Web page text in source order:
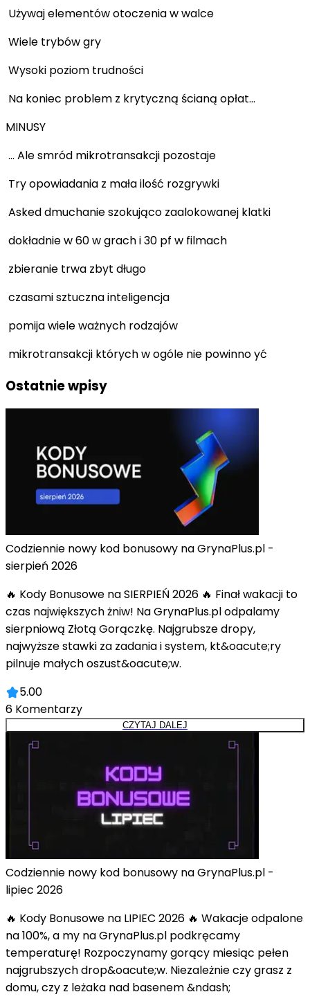
Używaj elementów otoczenia w walce
Wiele trybów gry
Wysoki poziom trudności
Na koniec problem z krytyczną ścianą opłat...
MINUSY
... Ale smród mikrotransakcji pozostaje
Try opowiadania z mała ilość rozgrywki
Asked dmuchanie szokująco zaalokowanej klatki
dokładnie w 60 w grach i 30 pf w filmach
zbieranie trwa zbyt długo
czasami sztuczna inteligencja
pomija wiele ważnych rodzajów
mikrotransakcji których w ogóle nie powinno yć
Ostatnie wpisy
Codziennie nowy kod bonusowy na GrynaPlus.pl -
sierpień 2026
🔥 Kody Bonusowe na SIERPIEŃ 2026 🔥 Finał wakacji to
czas największych żniw! Na GrynaPlus.pl odpalamy
sierpniową Złotą Gorączkę. Najgrubsze dropy,
najwyższe stawki za zadania i system, kt&oacute;ry
pilnuje małych oszust&oacute;w.
5.00
6 Komentarzy
CZYTAJ DALEJ
Codziennie nowy kod bonusowy na GrynaPlus.pl -
lipiec 2026
🔥 Kody Bonusowe na LIPIEC 2026 🔥 Wakacje odpalone
na 100%, a my na GrynaPlus.pl podkręcamy
temperaturę! Rozpoczynamy gorący miesiąc pełen
najgrubszych drop&oacute;w. Niezależnie czy grasz z
domu, czy z leżaka nad basenem &ndash;